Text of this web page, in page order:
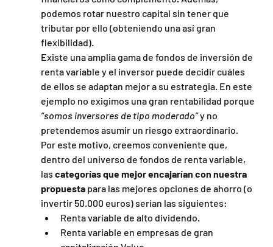
podemos rotar nuestro capital sin tener que
tributar por ello (obteniendo una así gran
flexibilidad).
Existe una amplia gama de fondos de inversión de
renta variable y el inversor puede decidir cuáles
de ellos se adaptan mejor a su estrategia. En este
ejemplo no exigimos una gran rentabilidad porque
“somos inversores de tipo moderado” y no
pretendemos asumir un riesgo extraordinario.
Por este motivo, creemos conveniente que,
dentro del universo de fondos de renta variable,
las categorías que mejor encajarían con nuestra
propuesta para las mejores opciones de ahorro (o
invertir 50.000 euros) serían las siguientes:
Renta variable de alto dividendo.
Renta variable en empresas de gran